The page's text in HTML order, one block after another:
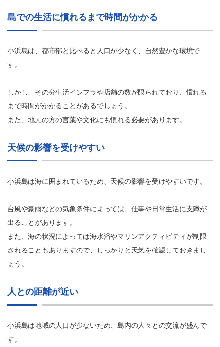
島での生活に慣れるまで時間がかかる
小浜島は、都市部と比べると人口が少なく、自然豊かな環境で
す。
しかし、その分生活インフラや店舗の数が限られており、慣れる
まで時間がかかることがあるでしょう。
また、地元の方の言葉や文化にも慣れる必要があります。
天候の影響を受けやすい
小浜島は海に囲まれているため、天候の影響を受けやすいです。
台風や豪雨などの気象条件によっては、仕事や日常生活に支障が
出ることがあります。
また、海の状況によっては海水浴やマリンアクティビティが制限
されることもありますので、しっかりと天気を確認しておきまし
ょう。
人との距離が近い
小浜島は地域の人口が少ないため、島内の人々との交流が盛んで
す。